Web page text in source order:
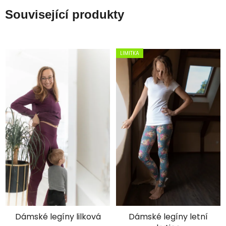
Související produkty
Dámské legíny lilková
LIMITKA
Dámské legíny letní
Je libo SLEVA 15 %
na 1. nákup?